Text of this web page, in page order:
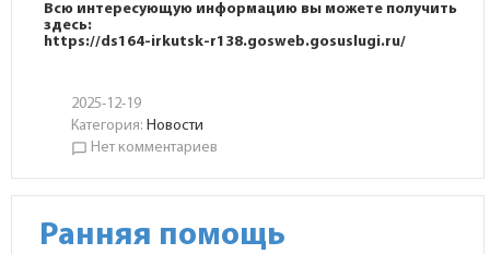
Всю интересующую информацию вы можете получить
здесь:
https://ds164-irkutsk-r138.gosweb.gosuslugi.ru/
2025-12-19
Категория:Новости
chat_bubble_outline Нет комментариев
Ранняя помощь